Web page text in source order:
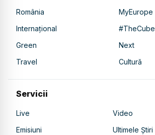
România
MyEurope
Internațional
#TheCube
Green
Next
Travel
Cultură
Servicii
Live
Video
Emisiuni
Ultimele Știri